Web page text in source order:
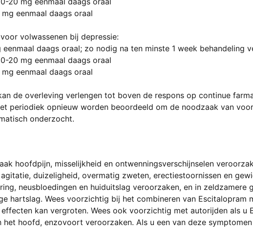
eenmaal daags oraal
volwassenen bij depressie:
eenmaal daags oraal; zo nodig na ten minste 1 week behandeling
20 mg eenmaal daags oraal
eenmaal daags oraal
de overleving verlengen tot boven de respons op continue
periodiek opnieuw worden beoordeeld om de noodzaak van
onderzocht.
hoofdpijn, misselijkheid en ontwenningsverschijnselen
duizeligheid, overmatig zweten, erectiestoornissen en
neusbloedingen en huiduitslag veroorzaken, en in zeldzamere
hartslag. Wees voorzichtig bij het combineren van Escitalopram
kan vergroten. Wees ook voorzichtig met autorijden als u
het hoofd, enzovoort veroorzaken. Als u een van deze